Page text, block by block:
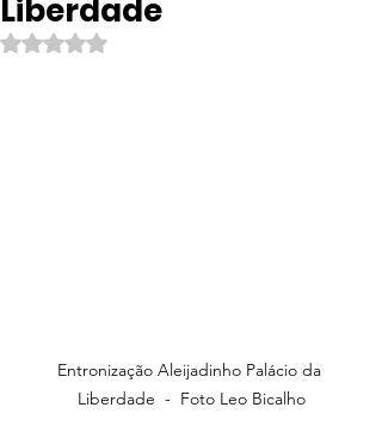
Liberdade
Avaliado com NaN de 5 estrelas.
Entronização Aleijadinho Palácio da
Liberdade  -  Foto Leo Bicalho